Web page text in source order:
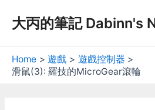
大丙的筆記 Dabinn's
Home 遊戲
遊戲控制器
滑鼠(3): 羅技的MicroGear滾輪